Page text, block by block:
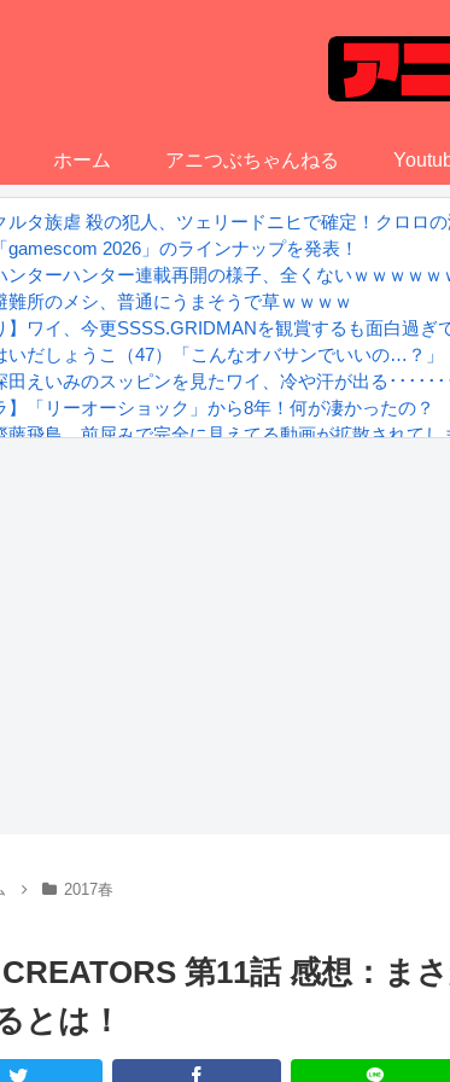
ホーム アニつぶちゃんねる
ルタ族虐 殺の犯人、ツェリードニヒで確定！クロロ
gamescom 2026」のラインナップを発表！
ンターハンター連載再開の様子、全くないｗｗｗｗｗ
難所のメシ、普通にうまそうで草ｗｗｗｗ
】ワイ、今更SSSS.GRIDMANを観賞するも面白過
いだしょうこ（47）「こんなオバサンでいいの…？」
田えいみのスッピンを見たワイ、冷や汗が出る･･････
】「リーオーショック」から8年！何が凄かったの？
藤飛鳥、前屈みで完全に見えてる動画が拡散されて
2017春
第11話 感想：ま
とは！